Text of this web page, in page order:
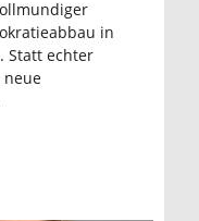
in
Statt echter
neue